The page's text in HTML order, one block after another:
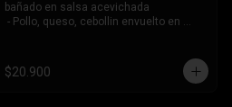
bañado en salsa acevichada
- Pollo, queso, cebollin envuelto en
guacamole y wantanes fritos
- Salmon, palta envuelto en nori frito en
$20.900